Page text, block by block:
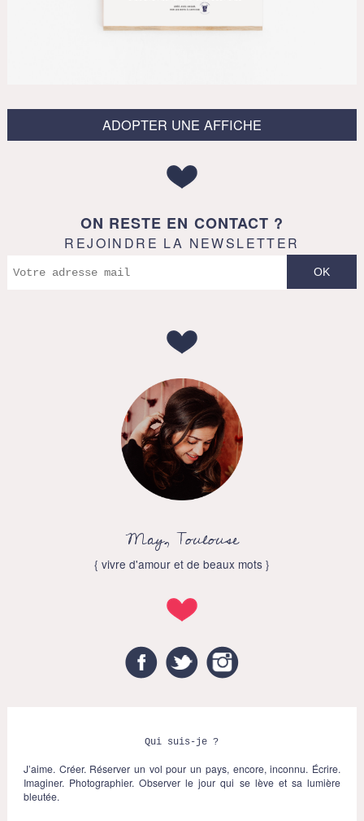
ADOPTER UNE AFFICHE
ON RESTE EN CONTACT ?
REJOINDRE LA NEWSLETTER
May, Toulouse
{ vivre d'amour et de beaux mots }
FacebookTwitter
Qui suis-je ?
J’aime. Créer. Réserver un vol pour un pays, encore, inconnu. Écrire.
Imaginer. Photographier. Observer le jour qui se lève et sa lumière
bleutée.